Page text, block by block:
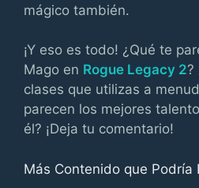
mágico también.
¡Y eso es todo! ¿Qué te
Mago en Rogue Legacy 2?
clases que utilizas a
parecen los mejores
él? ¡Deja tu comentario!
Más Contenido que Podría